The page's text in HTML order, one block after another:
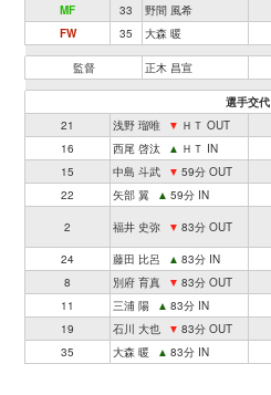
MF
33 野間 風希
FW
35 大森 暖
監督 正木 昌宣
選手交代
21
浅野 瑠唯 ▼ ＨＴ OUT
16
西尾 啓汰 ▲ ＨＴ IN
15
中島 斗武 ▼ 59分 OUT
22
矢部 翼 ▲ 59分 IN
2 福井 史弥 ▼ 83分 OUT
24
藤田 比呂 ▲ 83分 IN
8
別府 育真 ▼ 83分 OUT
11
三浦 陽 ▲ 83分 IN
19
石川 大也 ▼ 83分 OUT
35
大森 暖 ▲ 83分 IN